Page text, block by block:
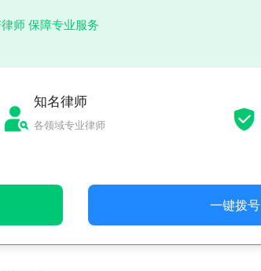
师 保障专业服务
知名律师
各领域专业律师
一键拨号